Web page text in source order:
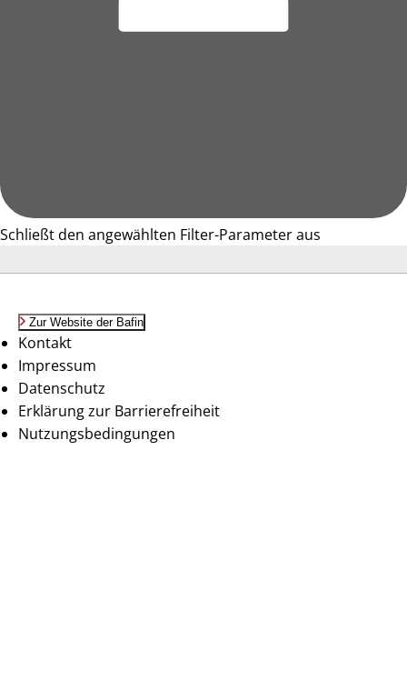
Schließt den angewählten Filter-Parameter aus
Zur Website der Bafin
Kontakt
Impressum
Datenschutz
Erklärung zur Barrierefreiheit
Nutzungsbedingungen